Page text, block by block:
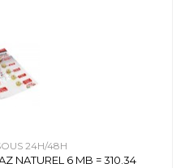
24H/48H
NATUREL 6 MB = 310.34